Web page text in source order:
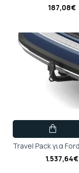
187,08€
1.537,64€